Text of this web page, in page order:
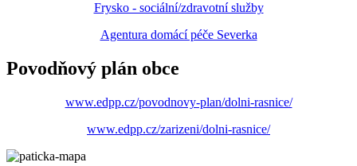
Frysko - sociální/zdravotní služby
Agentura domácí péče Severka
Povodňový plán obce
www.edpp.cz/povodnovy-plan/dolni-rasnice/
www.edpp.cz/zarizeni/dolni-rasnice/